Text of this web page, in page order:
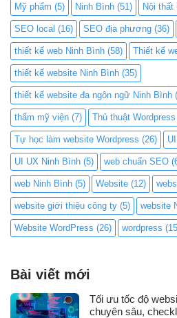
Mỹ phẩm (5) Ninh Bình (51) Nội thất
SEO local (16) SEO địa phương (36)
thiết kế web Ninh Bình (58) Thiết kế
thiết kế website Ninh Bình (35)
thiết kế website đa ngôn ngữ Ninh Bình
thẩm mỹ viện (7) Thủ thuật Wordpress
Tự học làm website Wordpress (26)
UI UX Ninh Bình (5) web chuẩn SEO
web Ninh Bình (5) Website (12)
website giới thiệu công ty (5) website
Website WordPress (26) wordpress
Bài viết mới
Tối ưu tốc độ
chuyên sâu,